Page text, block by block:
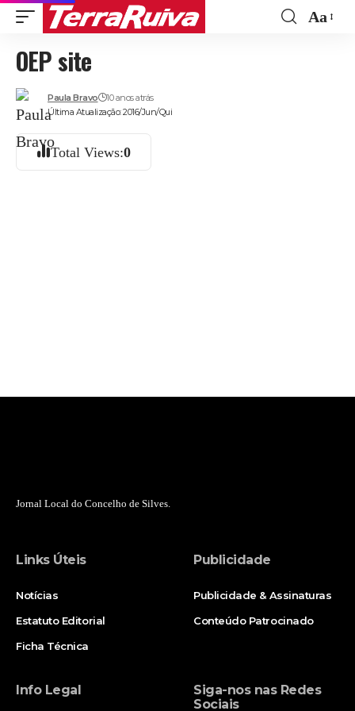
Aa
OEP site
Última Atualização: 2016/Jun/Qui
Paula Bravo 10 anos atrás
Total Views:0
Jornal Local do Concelho de Silves.
Links Úteis
Notícias
Estatuto Editorial
Ficha Técnica
Publicidade
Publicidade & Assinaturas
Conteúdo Patrocinado
Info Legal
Siga-nos nas Redes
Sociais